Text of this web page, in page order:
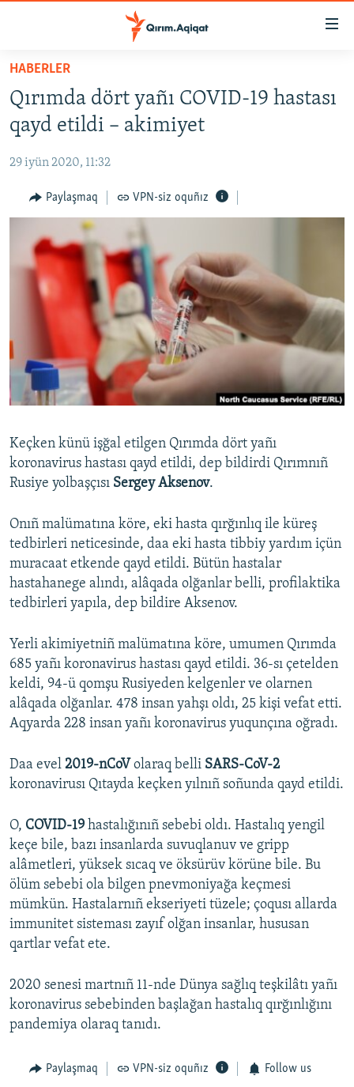
Esas
qaytmaq
Baş
navigatsiyağa
qaytmaq
qaytmaq
HABERLER
SİYASET
İQTİSADİYAT
CEMİYET
MEDENİYET
İNSAN AQLARI
VİDEO
SÜRET
BLOGLAR
Русский
Українською
QOŞULIÑIZ!
RFE/RS bütün saytları
HABERLER
Qırımda dört yañı COVID-19 hastası
qayd etildi – akimiyet
29 iyün 2020, 11:32
Paylaşmaq VPN-siz oquñız
Keçken künü işğal etilgen Qırımda dört yañı
koronavirus hastası qayd etildi, dep bildirdi Qırımnıñ
Rusiye yolbaşçısı Sergey Aksenov.
Onıñ malümatına köre, eki hasta qırğınlıq ile küreş
tedbirleri neticesinde, daa eki hasta tibbiy yardım içün
muracaat etkende qayd etildi. Bütün hastalar
hastahanege alındı, alâqada olğanlar belli, profilaktika
tedbirleri yapıla, dep bildire Aksenov.
Yerli akimiyetniñ malümatına köre, umumen Qırımda
685 yañı koronavirus hastası qayd etildi. 36-sı çetelden
keldi, 94-ü qomşu Rusiyeden kelgenler ve olarnen
alâqada olğanlar. 478 insan yahşı oldı, 25 kişi vefat etti.
Aqyarda 228 insan yañı koronavirus yuqunçına oğradı.
Daa evel 2019-nCoV olaraq belli SARS-CoV-2
koronavirusı Qıtayda keçken yılnıñ soñunda qayd etildi.
O, COVID-19 hastalığınıñ sebebi oldı. Hastalıq yengil
keçe bile, bazı insanlarda suvuqlanuv ve gripp
alâmetleri, yüksek sıcaq ve öksürüv körüne bile. Bu
ölüm sebebi ola bilgen pnevmoniyağa keçmesi
mümkün. Hastalarnıñ ekseriyeti tüzele; çoqusı allarda
immunitet sisteması zayıf olğan insanlar, hususan
qartlar vefat ete.
2020 senesi martnıñ 11-nde Dünya sağlıq teşkilâtı yañı
koronavirus sebebinden başlağan hastalıq qırğınlığını
pandemiya olaraq tanıdı.
Paylaşmaq VPN-siz oquñız Follow us